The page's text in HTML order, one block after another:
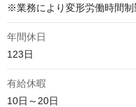
※業務により変形労働時間制
年間休日
123日
有給休暇
10日～20日